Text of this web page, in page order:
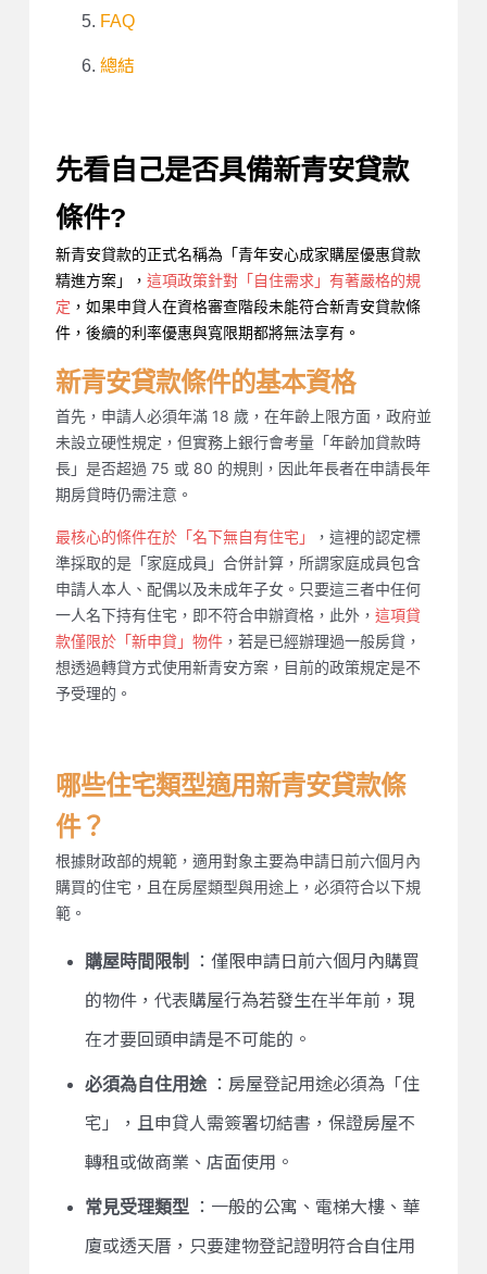
FAQ
總結
先看自己是否具備新青安貸款
條件?
新青安貸款的正式名稱為「青年安心成家購屋優惠貸款
精進方案」， 這項政策針對「自住需求」有著嚴格的規
定 ，如果申貸人在資格審查階段未能符合新青安貸款條
件，後續的利率優惠與寬限期都將無法享有。
新青安貸款條件的基本資格
首先，申請人必須年滿 18 歲，在年齡上限方面，政府並
未設立硬性規定，但實務上銀行會考量「年齡加貸款時
長」是否超過 75 或 80 的規則，因此年長者在申請長年
期房貸時仍需注意。
最核心的條件在於「名下無自有住宅」
，這裡的認定標
準採取的是「家庭成員」合併計算，所謂家庭成員包含
申請人本人、配偶以及未成年子女。只要這三者中任何
一人名下持有住宅，即不符合申辦資格，此外， 這項貸
款僅限於「新申貸」物件 ，若是已經辦理過一般房貸，
想透過轉貸方式使用新青安方案，目前的政策規定是不
予受理的。
哪些住宅類型適用新青安貸款條
件？
根據財政部的規範，適用對象主要為申請日前六個月內
購買的住宅，且在房屋類型與用途上，必須符合以下規
範。
購屋時間限制 ：僅限申請日前六個月內購買
的物件，代表購屋行為若發生在半年前，現
在才要回頭申請是不可能的。
必須為自住用途：房屋登記用途必須為「住
宅」，且申貸人需簽署切結書，保證房屋不
轉租或做商業、店面使用。
常見受理類型 ：一般的公寓、電梯大樓、華
廈或透天厝，只要建物登記證明符合自住用